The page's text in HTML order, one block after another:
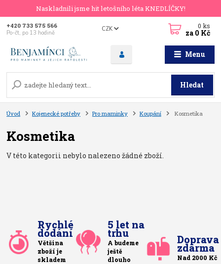
Naskladnili jsme hit letošního léta KNEDLÍČKY!
Menu
CZK
Hledat
+420 733 575 566
Po-čt, po 13 hodině
0ks
za 0 Kč
Úvod Kojenecké potřeby Pro maminky Koupání Kosmetika
Kosmetika
V této kategorii nebylo nalezeno žádné zboží.
Rychlé
dodání
Většina
zboží je
skladem
5 let na
trhu
A budeme
ještě
dlouho
Doprava
zdarma
Nad 2000 Kč